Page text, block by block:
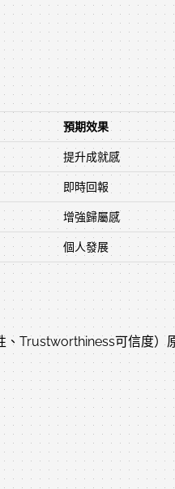
預期效果
提升成就感
即時回報
增強歸屬感
個人發展
Trustworthiness可信度）